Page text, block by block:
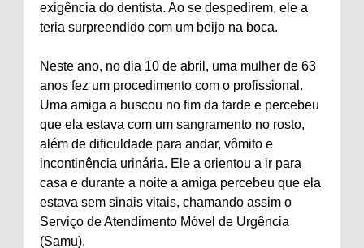
exigência do dentista. Ao se despedirem, ele a
teria surpreendido com um beijo na boca.
Neste ano, no dia 10 de abril, uma mulher de 63
anos fez um procedimento com o profissional.
Uma amiga a buscou no fim da tarde e percebeu
que ela estava com um sangramento no rosto,
além de dificuldade para andar, vômito e
incontinência urinária. Ele a orientou a ir para
casa e durante a noite a amiga percebeu que ela
estava sem sinais vitais, chamando assim o
Serviço de Atendimento Móvel de Urgência
(Samu).